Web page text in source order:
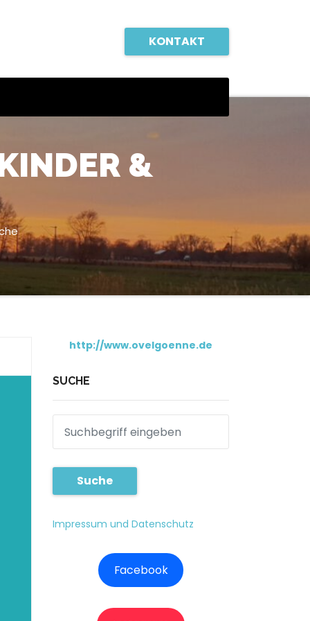
KONTAKT
&
http://www.ovelgoenne.de
SUCHE
Suche
Impressum und Datenschutz
Facebook